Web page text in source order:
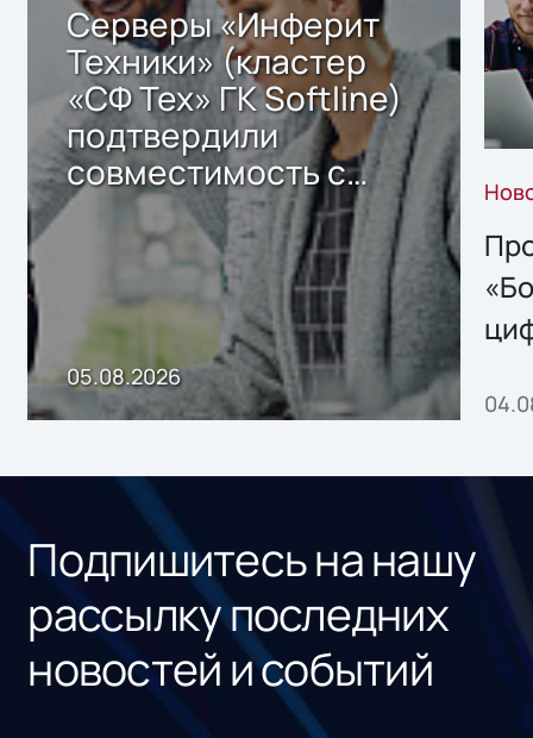
Серверы «Инферит
Техники» (кластер
«СФ Тех» ГК Softline)
подтвердили
совместимость с
решением Sharx
Storage 2.x для
хранения данных
05.08.2026
Подпишитесь на нашу
рассылку последних
новостей и событий